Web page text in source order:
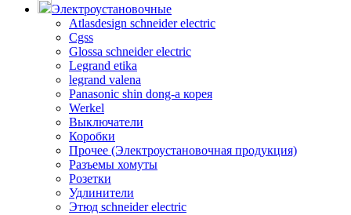
Электроустановочные
Atlasdesign schneider electric
Cgss
Glossa schneider electric
Legrand etika
legrand valena
Panasonic shin dong-a корея
Werkel
Выключатели
Коробки
Прочее (Электроустановочная продукция)
Разъемы хомуты
Розетки
Удлинители
Этюд schneider electric